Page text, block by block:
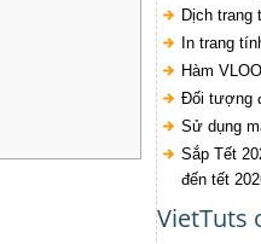
Dịch trang
In trang
Hàm
Đối tượng
Sử dụng
Sắp Tết
đến tết
VietTuts